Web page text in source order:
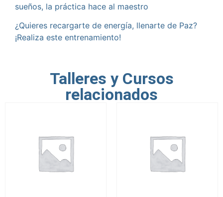
sueños, la práctica hace al maestro
¿Quieres recargarte de energía, llenarte de Paz?
¡Realiza este entrenamiento!
Talleres y Cursos
relacionados